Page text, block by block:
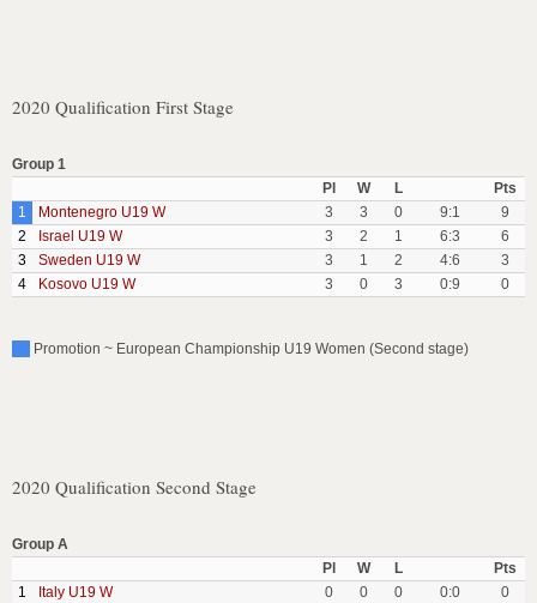
2020 Qualification First Stage
Group 1
Pl
W L
Pts
1
Montenegro U19 W 3 3 0 9:1
9
2
Israel U19 W 3 2 1 6:3
6
3
Sweden U19 W 3 1 2 4:6
3
4
Kosovo U19 W 3 0 3 0:9 0
Promotion ~ European Championship U19 Women (Second stage)
2020 Qualification Second Stage
Group A
Pl
W L
Pts
1
Italy U19 W 0 0 0 0:0 0